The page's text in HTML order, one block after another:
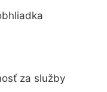
za služby